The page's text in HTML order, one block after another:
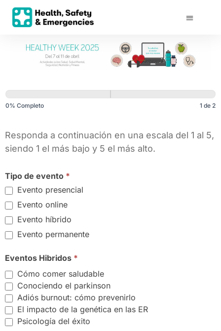
2025_Employee
Satisfaction
0% Completo 1 de 2
Responda a continuación en una escala del 1 al 5,
siendo 1 el más bajo y 5 el más alto.
Tipo de evento *
Evento presencial
Evento online
Evento híbrido
Evento permanente
Eventos Hibridos *
Cómo comer saludable
Conociendo el parkinson
Adiós burnout: cómo prevenirlo
El impacto de la genética en las ER
Psicología del éxito